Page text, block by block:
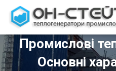
Промислові
Основні